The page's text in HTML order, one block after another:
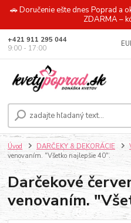
🚗 Doručenie ešte dnes Poprad a
ZDARMA –
+421 911 295 044
9:00 - 17:00
Úvod DARČEKY & DEKORÁCIE
venovaním. "Všetko najlepšie 40".
Darčekové
venovaním.